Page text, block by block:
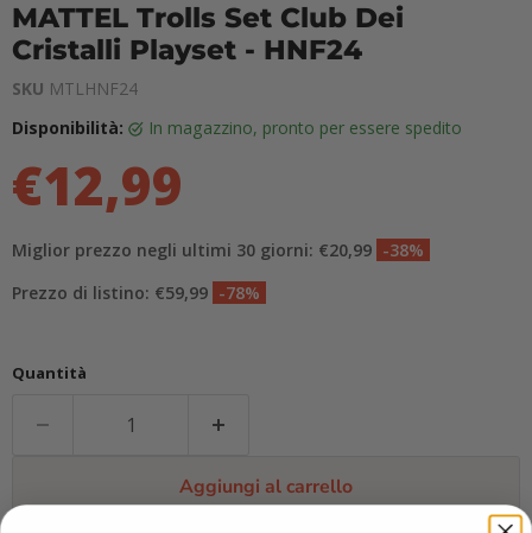
MATTEL Trolls Set Club Dei
Cristalli Playset - HNF24
SKU MTLHNF24
Disponibilità:
in magazzino, pronto per essere spedito
€12,99
Miglior prezzo negli ultimi 30 giorni: €20,99 -38%
Prezzo di listino: €59,99 -78%
Quantità
Aggiungi al carrello